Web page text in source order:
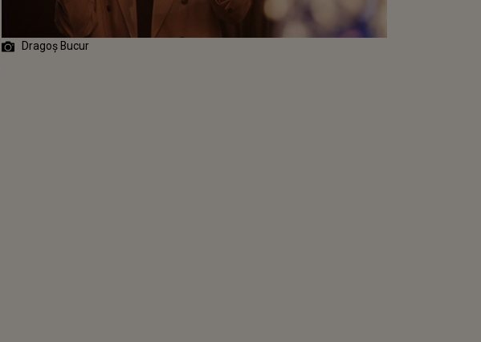
Dragoș Bucur